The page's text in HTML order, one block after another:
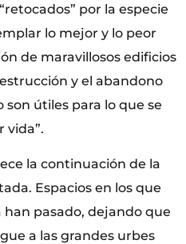
por la especie
lo mejor y lo peor
de maravillosos edificios
y el abandono
son útiles para lo que se
vida”.
la continuación de la
Espacios en los que
pasado, dejando que
a las grandes urbes